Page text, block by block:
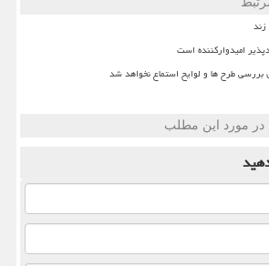
امیدوارکننده است
بررسی طرح ها و لوایح استماع نخواهد شد
در مورد این مطلب